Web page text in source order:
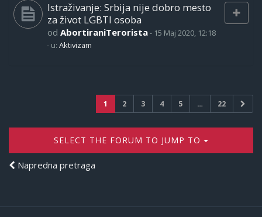
Istraživanje: Srbija nije dobro mesto
za život LGBTI osoba
od AbortiraniTerorista- 15 Maj 2020, 12:18
- u: Aktivizam
1 2 3 4 5 … 22
SELECT THE FORUM TO JUMP TO
Napredna pretraga